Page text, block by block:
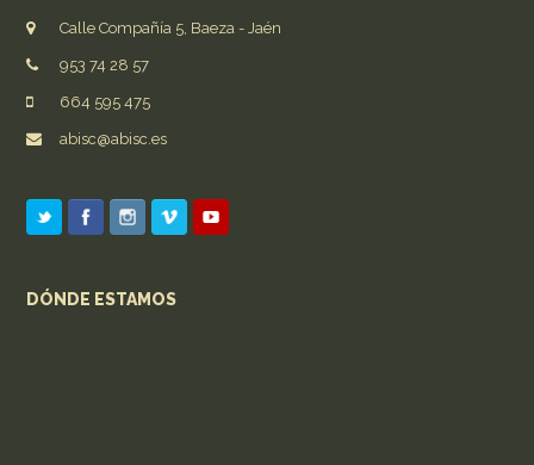
Calle Compañía 5, Baeza - Jaén
953 74 28 57
664 595 475
abisc@abisc.es
DÓNDE ESTAMOS